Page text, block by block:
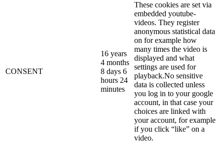
CONSENT
16 years
4 months
8 days 6
hours 24
minutes
These cookies are set via
embedded youtube-
videos. They register
anonymous statistical data
on for example how
many times the video is
displayed and what
settings are used for
playback.No sensitive
data is collected unless
you log in to your google
account, in that case your
choices are linked with
your account, for example
if you click “like” on a
video.